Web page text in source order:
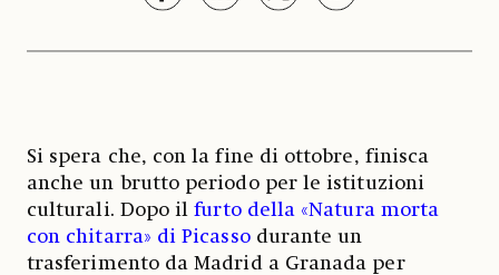
Si spera che, con la fine di ottobre, finisca
anche un brutto periodo per le istituzioni
culturali. Dopo ilfurto della «Natura morta
con chitarra» di Picassodurante un
trasferimento da Madrid a Granada per